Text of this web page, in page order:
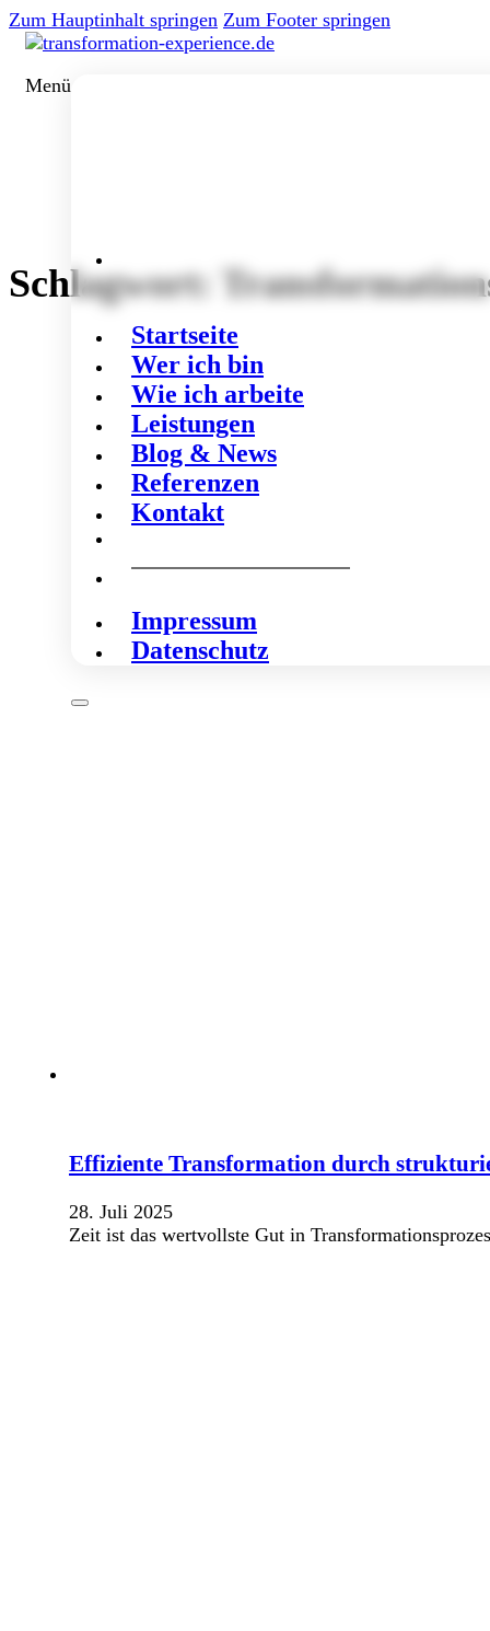
Zum Hauptinhalt springen Zum Footer springen
Menü
Startseite
Wer ich bin
Wie ich arbeite
Leistungen
Blog & News
Referenzen
Kontakt
Impressum
Datenschutz
Schlagwort:
Effiziente Transformation durch
28. Juli 2025
Zeit ist das wertvollste Gut in